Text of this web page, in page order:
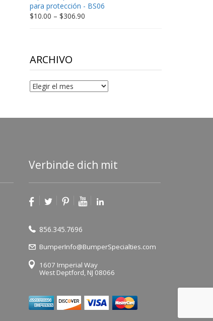
para protección - BS06
$10.00 – $306.90Price
ARCHIVO
Archivo
Verbinde dich mit
856.345.7696
BumperInfo@BumperSpecialties.com
1607 Imperial Way
West Deptford, NJ 08066